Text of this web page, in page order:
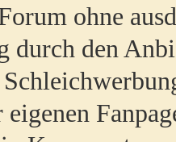
ohne
durch den